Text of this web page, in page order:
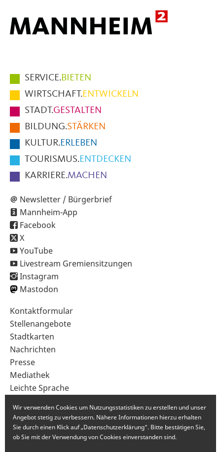
Hauptmenüpunkte
im
Fußbereich
der
Seite
SERVICE.BIETEN
WIRTSCHAFT.ENTWICKELN
STADT.GESTALTEN
BILDUNG.STÄRKEN
KULTUR.ERLEBEN
TOURISMUS.ENTDECKEN
KARRIERE.MACHEN
Newsletter / Bürgerbrief
Mannheim-App
Facebook
X
YouTube
Livestream Gremiensitzungen
Instagram
Mastodon
Sekundärnavigation
im
Fußbereich
Kontaktformular
Stellenangebote
Stadtkarten
Nachrichten
Presse
Mediathek
Leichte Sprache
Wir verwenden Cookies um Nutzungsstatistiken zu erstellen und unser
Angebot stetig zu verbessern. Nähere Informationen hierzu erhalten
Sie durch einen Klick auf „Datenschutzerklärung“. Bitte bestätigen Sie,
ob Sie mit der Verwendung von Cookies einverstanden sind.